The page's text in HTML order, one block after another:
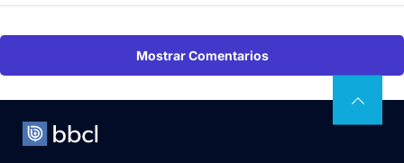
Mostrar Comentarios